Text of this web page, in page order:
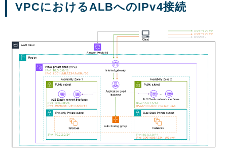
VPCにおけるALBへのIPv4接続